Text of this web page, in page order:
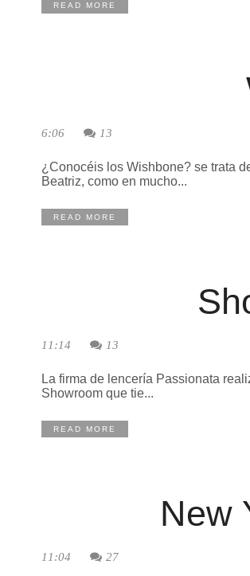
READ MORE
6:06 13
¿Conocéis los Wishbone? se trata
Beatriz, como en mucho...
READ MORE
11:14 13
La firma de lencería Passionata
Showroom que tie...
READ MORE
New
11:04 27